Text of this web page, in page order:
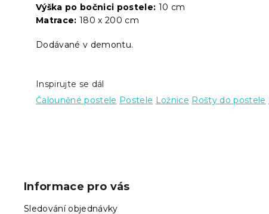
Výška po bočnici postele: 10 cm
Matrace: 180 x 200 cm
Dodávané v demontu.
Inspirujte se dál
Čalouněné postele Postele Ložnice Rošty do postele
Informace pro vás
Sledování objednávky